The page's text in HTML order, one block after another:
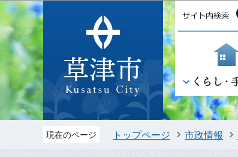
現在のページ トップページ 市政情報